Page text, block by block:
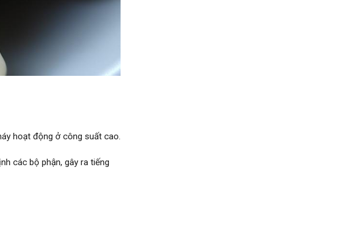
hoạt động ở công suất cao.
các bộ phận, gây ra tiếng